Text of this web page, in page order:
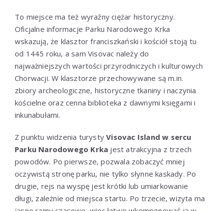
To miejsce ma też wyraźny ciężar historyczny.
Oficjalne informacje Parku Narodowego Krka
wskazują, że klasztor franciszkański i kościół stoją tu
od 1445 roku, a sam Visovac należy do
najważniejszych wartości przyrodniczych i kulturowych
Chorwacji. W klasztorze przechowywane są m.in.
zbiory archeologiczne, historyczne tkaniny i naczynia
kościelne oraz cenna biblioteka z dawnymi księgami i
inkunabułami.
Z punktu widzenia turystyVisovac Island w sercu
Parku Narodowego Krka jest atrakcyjna z trzech
powodów. Po pierwsze, pozwala zobaczyć mniej
oczywistą stronę parku, nie tylko słynne kaskady. Po
drugie, rejs na wyspę jest krótki lub umiarkowanie
długi, zależnie od miejsca startu. Po trzecie, wizyta ma